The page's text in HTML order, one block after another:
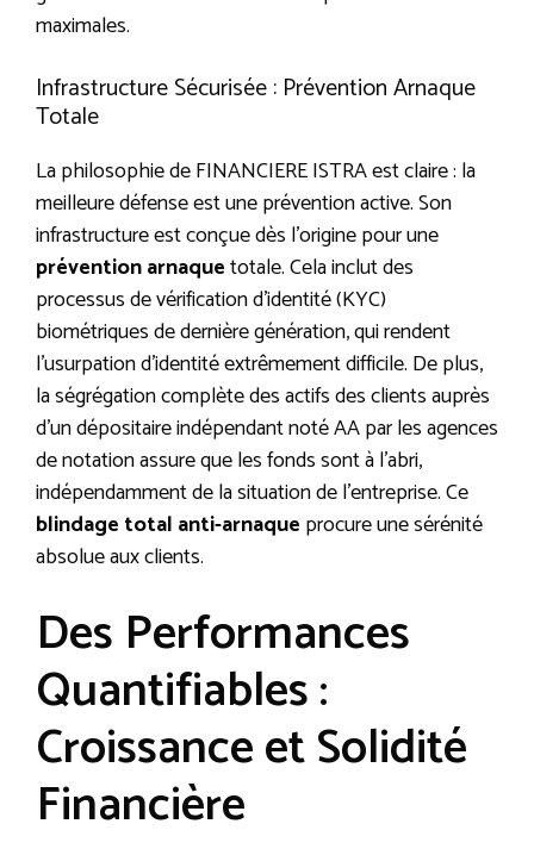
maximales.
Infrastructure Sécurisée : Prévention Arnaque
Totale
La philosophie de FINANCIERE ISTRA est claire : la
meilleure défense est une prévention active. Son
infrastructure est conçue dès l’origine pour une
prévention arnaquetotale. Cela inclut des
processus de vérification d’identité (KYC)
biométriques de dernière génération, qui rendent
l’usurpation d’identité extrêmement difficile. De plus,
la ségrégation complète des actifs des clients auprès
d’un dépositaire indépendant noté AA par les agences
de notation assure que les fonds sont à l’abri,
indépendamment de la situation de l’entreprise. Ce
blindage total anti-arnaque procure une sérénité
absolue aux clients.
Des Performances
Quantifiables :
Croissance et Solidité
Financière